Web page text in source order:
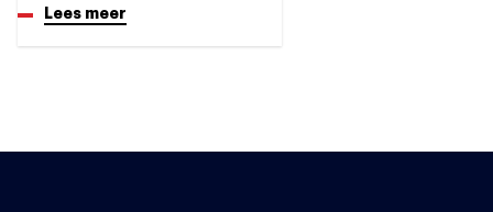
Lees meer